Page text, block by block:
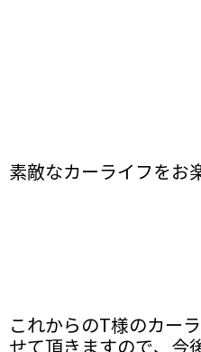
素敵なカーライフをお
これからのT様のカー